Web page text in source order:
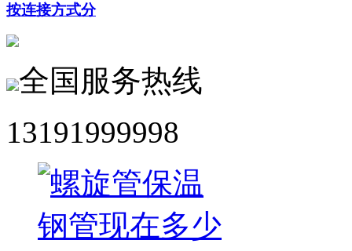
按连接方式分
全国服务热线
13191999998